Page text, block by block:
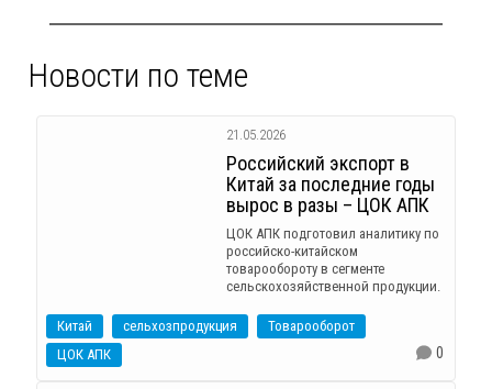
Новости по теме
21.05.2026
Российский экспорт в
Китай за последние годы
вырос в разы – ЦОК АПК
ЦОК АПК подготовил аналитику по
российско-китайском
товарообороту в сегменте
сельскохозяйственной продукции.
Китай сельхозпродукция
Товарооборот
ЦОК АПК
0